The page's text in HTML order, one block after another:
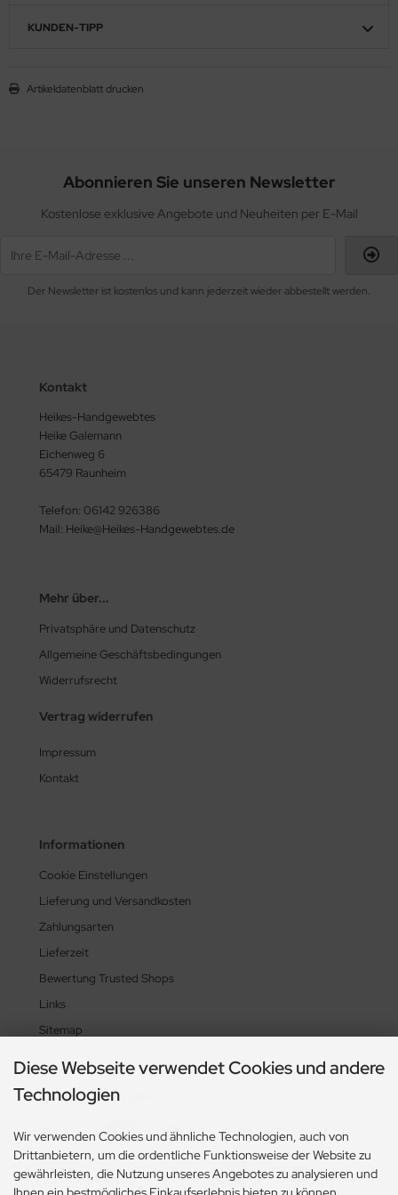
KUNDEN-TIPP
Artikeldatenblatt drucken
Abonnieren Sie unseren Newsletter
Kostenlose exklusive Angebote und Neuheiten per E-Mail
Der Newsletter ist kostenlos und kann jederzeit wieder abbestellt werden.
Kontakt
Heikes-Handgewebtes
Heike Galemann
Eichenweg 6
65479 Raunheim
Telefon: 06142 926386
Mail: Heike@Heikes-Handgewebtes.de
Mehr über...
Privatsphäre und Datenschutz
Allgemeine Geschäftsbedingungen
Widerrufsrecht
Vertrag widerrufen
Impressum
Kontakt
Informationen
Cookie Einstellungen
Lieferung und Versandkosten
Zahlungsarten
Lieferzeit
Bewertung Trusted Shops
Links
Sitemap
Zahlungsmethoden
Diese Webseite verwendet Cookies und andere
Technologien
Wir verwenden Cookies und ähnliche Technologien, auch von
Drittanbietern, um die ordentliche Funktionsweise der Website zu
gewährleisten, die Nutzung unseres Angebotes zu analysieren und